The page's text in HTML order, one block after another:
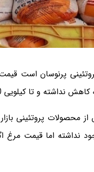
تا کیلویی 450 هزار تومان فروخته می شود.
از محصولات پروتئینی
نداشته اما قیمت مرغ